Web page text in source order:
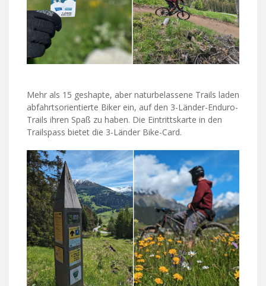
Mehr als 15 geshapte, aber naturbelassene Trails laden
abfahrtsorientierte Biker ein, auf den 3-Länder-Enduro-
Trails ihren Spaß zu haben. Die Eintrittskarte in den
Trailspass bietet die 3-Länder Bike-Card.